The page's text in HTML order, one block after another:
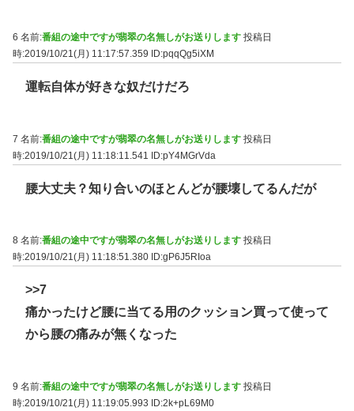
6 名前:番組の途中ですが翡翠の名無しがお送りします 投稿日
時:2019/10/21(月) 11:17:57.359
ID:pqqQg5iXM
運転自体が好きな奴だけだろ
7 名前:番組の途中ですが翡翠の名無しがお送りします 投稿日
時:2019/10/21(月) 11:18:11.541 ID:pY4MGrVda
腰大丈夫？知り合いのほとんどが腰壊してるんだが
8 名前:番組の途中ですが翡翠の名無しがお送りします 投稿日
時:2019/10/21(月) 11:18:51.380 ID:gP6J5RIoa
>>7
痛かったけど腰に当てる用のクッション買って使って
から腰の痛みが無くなった
9 名前:番組の途中ですが翡翠の名無しがお送りします 投稿日
時:2019/10/21(月) 11:19:05.993
ID:2k+pL69M0